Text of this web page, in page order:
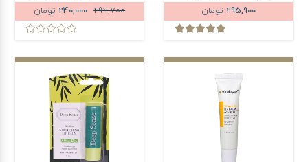
میلی لیتر
295,900 تومان
حجم 15 میلی لیتر
292,700 تومان